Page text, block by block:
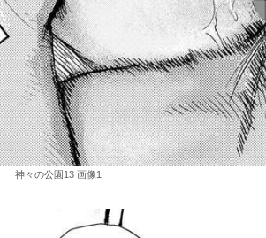
神々の公園13 画像1